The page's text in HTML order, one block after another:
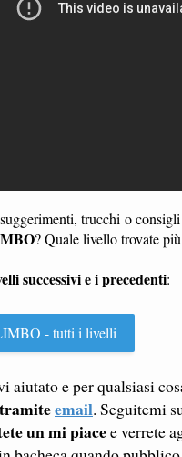
trucchi o
? Quale livello trovate
successivi e i precedenti:
- tutti i livelli
aiutato e per qualsiasi
email. Seguitemi
un mi piacee verrete